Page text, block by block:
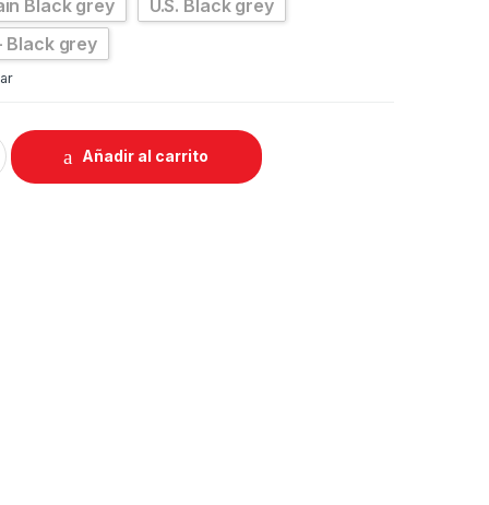
Black grey
U.S. Black grey
Black grey
Añadir al carrito